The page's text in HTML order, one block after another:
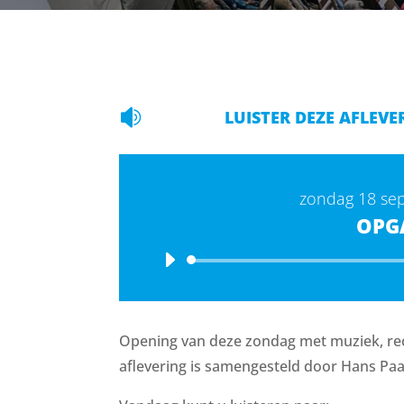
 LUISTER DEZE
zondag 18
Opening van deze zondag met muziek,
aflevering is samengesteld door Hans